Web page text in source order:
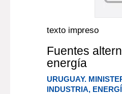
texto impreso
Fuentes
energía
URUGUAY.
INDUSTRIA,